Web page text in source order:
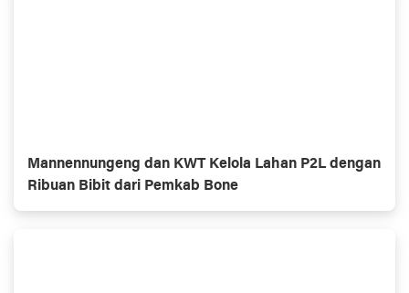
Mannennungeng dan KWT Kelola Lahan P2L dengan
Ribuan Bibit dari Pemkab Bone